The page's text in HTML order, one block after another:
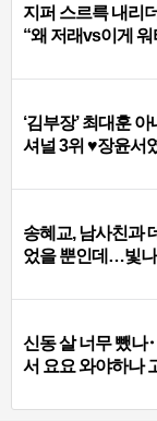
지퍼 스르륵 내리
“왜 저래vs이게 워
‘김부장’ 최대훈
셔널 3위 ♥장윤서
송혜교, 남사친과
었을 뿐인데…빛
신동 살 너무 뺐나
서 요요 와야하나